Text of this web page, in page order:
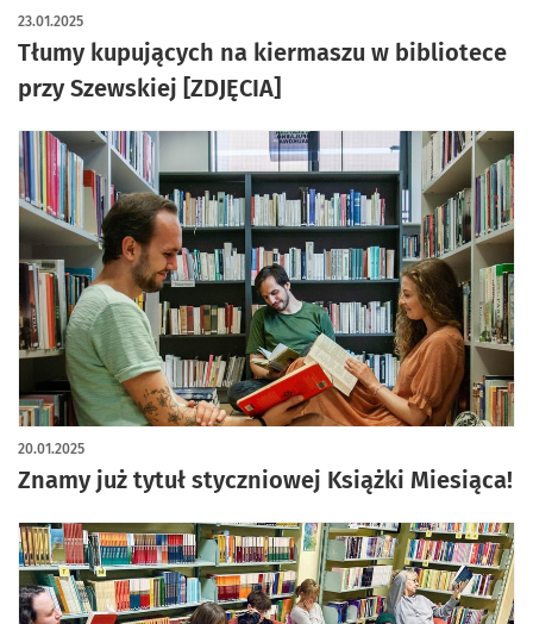
Tłumy kupujących na kiermaszu w bibliotece
przy Szewskiej [ZDJĘCIA]
23.01.2025
artykuł z galerią zdjęć
Znamy już tytuł styczniowej Książki Miesiąca!
20.01.2025